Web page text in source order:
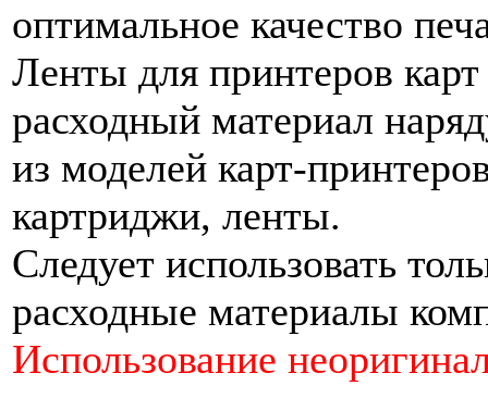
оптимальное качество
Ленты для принтеров
расходный материал
из моделей карт-
картриджи, ленты.
Следует использовать
расходные материалы
Использование